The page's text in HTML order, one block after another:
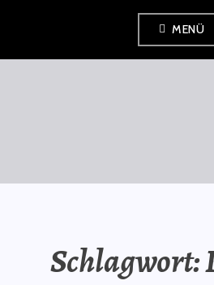
springen
MENÜ
Schlagwort: